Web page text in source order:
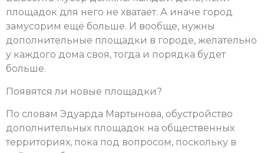
площадок для него не хватает. А иначе город
замусорим ещё больше. И вообще, нужны
дополнительные площадки в городе, желательно
у каждого дома своя, тогда и порядка будет
больше.
Появятся ли новые площадки?
По словам Эдуарда Мартынова, обустройство
дополнительных площадок на общественных
территориях, пока под вопросом, поскольку в